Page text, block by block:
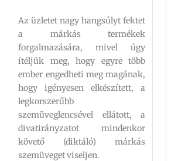
Az üzletet nagy hangsúlyt fektet
a márkás termékek
forgalmazására, mivel úgy
ítéljük meg, hogy egyre több
ember engedheti meg magának,
hogy igényesen elkészített, a
legkorszerűbb
szemüveglencsével ellátott, a
divatirányzatot mindenkor
követő (diktáló) márkás
szemüveget viseljen.